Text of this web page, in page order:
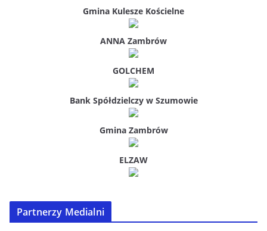
Gmina Kulesze Kościelne
ANNA Zambrów
GOLCHEM
Bank Spółdzielczy w Szumowie
Gmina Zambrów
ELZAW
Partnerzy Medialni